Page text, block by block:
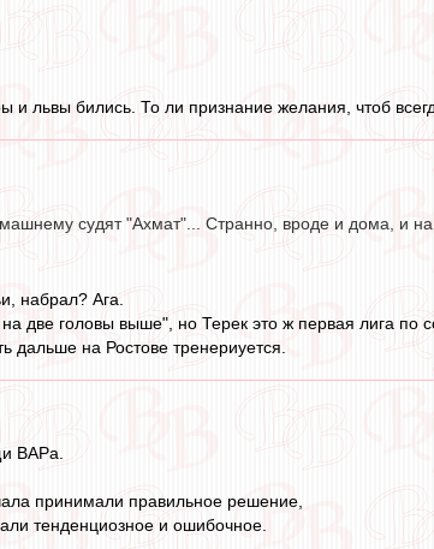
и львы бились. То ли признание желания, чтоб
судят "Ахмат"... Странно, вроде и дома, и
набрал? Ага.
две головы выше", но Терек это ж первая лига по
дальше на Ростове тренериуется.
ВАРа.
принимали правильное решение,
тенденциозное и ошибочное.